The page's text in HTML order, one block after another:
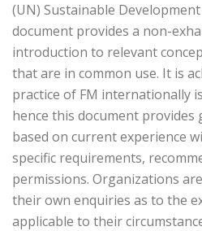
(UN) Sustainable Development
document provides a non-
introduction to relevant
that are in common use. It is
practice of FM internationally
hence this document
based on current experience
specific requirements,
permissions. Organizations
their own enquiries as to the
applicable to their